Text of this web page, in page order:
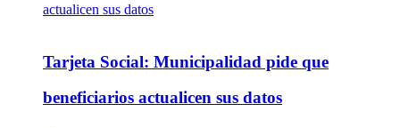
Tarjeta Social: Municipalidad pide que
beneficiarios actualicen sus datos